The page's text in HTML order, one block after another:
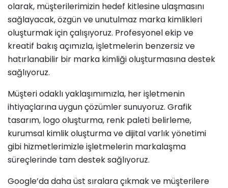
olarak, müşterilerimizin hedef kitlesine ulaşmasını
sağlayacak, özgün ve unutulmaz marka kimlikleri
oluşturmak için çalışıyoruz. Profesyonel ekip ve
kreatif bakış açımızla, işletmelerin benzersiz ve
hatırlanabilir bir marka kimliği oluşturmasına destek
sağlıyoruz.
Müşteri odaklı yaklaşımımızla, her işletmenin
ihtiyaçlarına uygun çözümler sunuyoruz. Grafik
tasarım, logo oluşturma, renk paleti belirleme,
kurumsal kimlik oluşturma ve dijital varlık yönetimi
gibi hizmetlerimizle işletmelerin markalaşma
süreçlerinde tam destek sağlıyoruz.
Google’da daha üst sıralara çıkmak ve müşterilere